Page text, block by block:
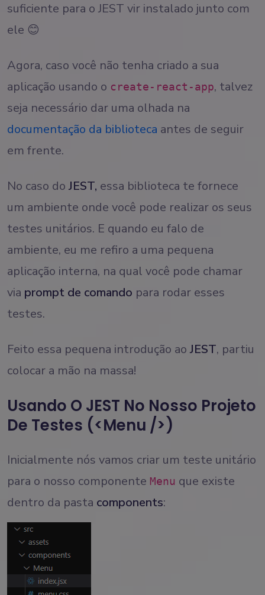
suficiente para o JEST vir instalado junto com
ele 😊
Agora, caso você não tenha criado a sua
aplicação usando o create-react-app, talvez
seja necessário dar uma olhada na
documentação da biblioteca antes de seguir
em frente.
No caso do JEST, essa biblioteca te fornece
um ambiente onde você pode realizar os seus
testes unitários. E quando eu falo de
ambiente, eu me refiro a uma pequena
aplicação interna, na qual você pode chamar
via prompt de comando para rodar esses
testes.
Feito essa pequena introdução ao JEST, partiu
colocar a mão na massa!
Usando O JEST No Nosso Projeto
De Testes (<Menu />)
Inicialmente nós vamos criar um teste unitário
para o nosso componente Menu que existe
dentro da pasta components: